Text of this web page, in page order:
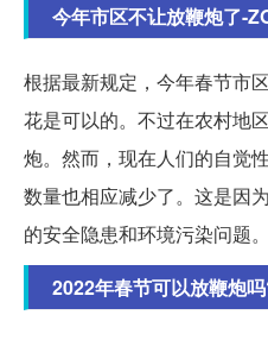
今年市区不让放鞭炮了-
根据最新规定，今年春节市
花是可以的。不过在农村地
炮。然而，现在人们的自觉
数量也相应减少了。这是因
的安全隐患和环境污染问题。
2022年春节可以放鞭炮